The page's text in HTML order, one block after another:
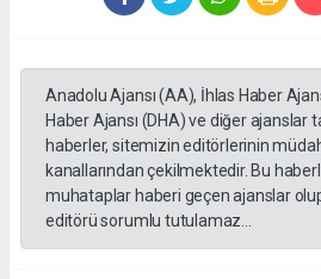
Anadolu Ajansı (AA), İhlas Haber
Haber Ajansı (DHA) ve diğer ajanslar
haberler, sitemizin editörlerinin
kanallarından çekilmektedir. Bu
muhataplar haberi geçen ajanslar
editörü sorumlu tutulamaz...